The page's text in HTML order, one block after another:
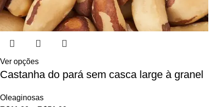
Ver opções
Castanha do pará sem casca large à granel
Oleaginosas